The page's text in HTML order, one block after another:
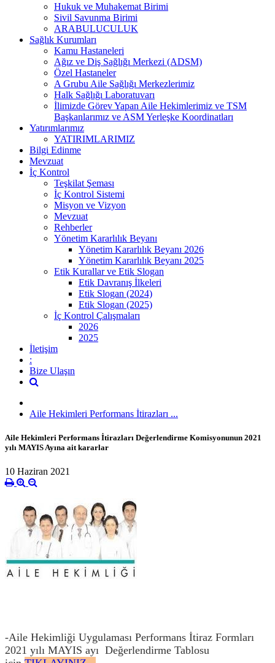
Hukuk ve Muhakemat Birimi
Sivil Savunma Birimi
ARABULUCULUK
Sağlık Kurumları
Kamu Hastaneleri
Ağız ve Diş Sağlığı Merkezi (ADSM)
Özel Hastaneler
A Grubu Aile Sağlığı Merkezlerimiz
Halk Sağlığı Laboratuvarı
İlimizde Görev Yapan Aile Hekimlerimiz ve TSM
Başkanlarımız ve ASM Yerleşke Koordinatları
Yatırımlarımız
YATIRIMLARIMIZ
Bilgi Edinme
Mevzuat
İç Kontrol
Teşkilat Şeması
İç Kontrol Sistemi
Misyon ve Vizyon
Mevzuat
Rehberler
Yönetim Kararlılık Beyanı
Yönetim Kararlılık Beyanı 2026
Yönetim Kararlılık Beyanı 2025
Etik Kurallar ve Etik Slogan
Etik Davranış İlkeleri
Etik Slogan (2024)
Etik Slogan (2025)
İç Kontrol Çalışmaları
2026
2025
İletişim
:
Bize Ulaşın
Aile Hekimleri Performans İtirazları ...
Aile Hekimleri Performans İtirazları Değerlendirme Komisyonunun 2021
yılı MAYIS Ayına ait kararlar
10 Haziran 2021
-Aile Hekimliği Uygulaması Performans İtiraz Formları
2021 yılı MAYIS ayı Değerlendirme Tablosu